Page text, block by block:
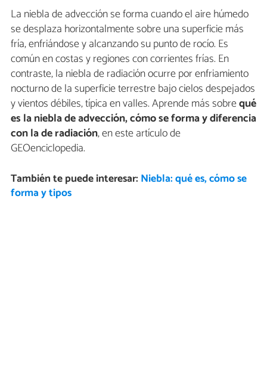
La niebla de advección se forma cuando el aire húmedo
se desplaza horizontalmente sobre una superficie más
fría, enfriándose y alcanzando su punto de rocío. Es
común en costas y regiones con corrientes frías. En
contraste, la niebla de radiación ocurre por enfriamiento
nocturno de la superficie terrestre bajo cielos despejados
y vientos débiles, típica en valles. Aprende más sobrequé
es la niebla de advección, cómo se forma y diferencia
con la de radiación, en este artículo de
GEOenciclopedia.
También te puede interesar: Niebla: qué es, cómo se
forma y tipos